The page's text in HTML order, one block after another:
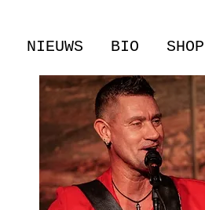
NIEUWS BIO SHOP